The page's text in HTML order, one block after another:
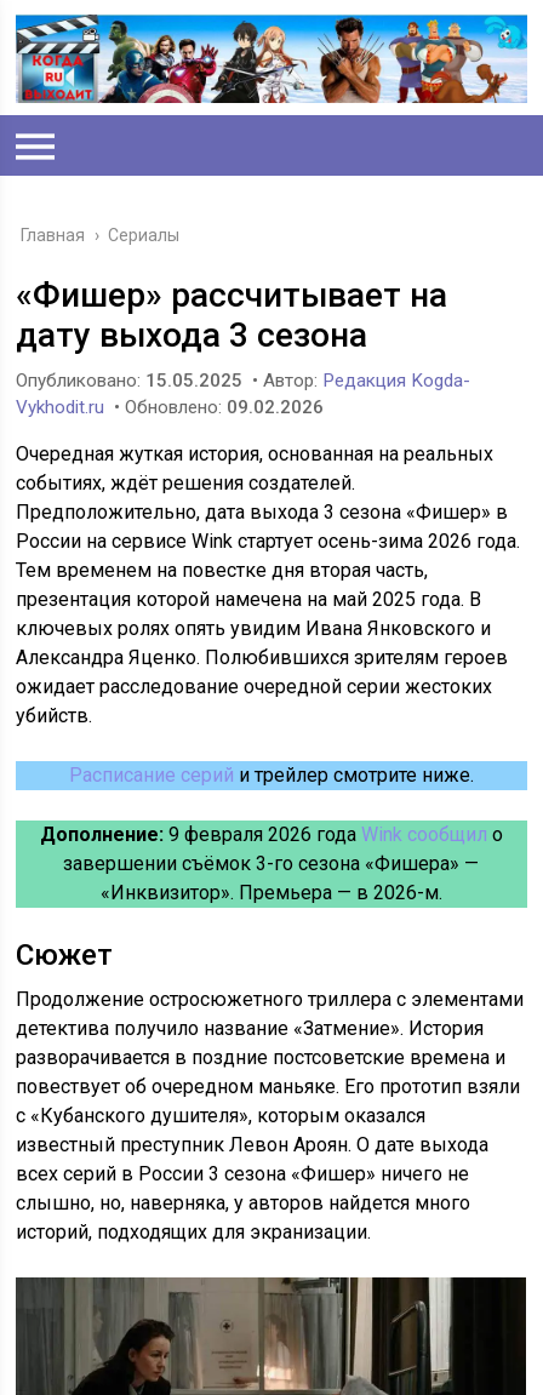
Главная › Сериалы
«Фишер» рассчитывает на
дату выхода 3 сезона
Опубликовано: 15.05.2025 • Автор: Редакция Kogda-
Vykhodit.ru • Обновлено: 09.02.2026
Очередная жуткая история, основанная на реальных
событиях, ждёт решения создателей.
Предположительно, дата выхода 3 сезона «Фишер» в
России на сервисе Wink стартует осень-зима 2026 года.
Тем временем на повестке дня вторая часть,
презентация которой намечена на май 2025 года. В
ключевых ролях опять увидим Ивана Янковского и
Александра Яценко. Полюбившихся зрителям героев
ожидает расследование очередной серии жестоких
убийств.
Расписание серий и трейлер смотрите ниже.
Дополнение:9 февраля 2026 года Wink сообщил о
завершении съёмок 3-го сезона «Фишера» —
«Инквизитор». Премьера — в 2026-м.
Сюжет
Продолжение остросюжетного триллера с элементами
детектива получило название «Затмение». История
разворачивается в поздние постсоветские времена и
повествует об очередном маньяке. Его прототип взяли
с «Кубанского душителя», которым оказался
известный преступник Левон Ароян. О дате выхода
всех серий в России 3 сезона «Фишер» ничего не
слышно, но, наверняка, у авторов найдется много
историй, подходящих для экранизации.